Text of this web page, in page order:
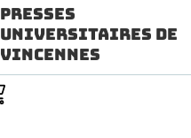
Presses
Universitaires de
Vincennes